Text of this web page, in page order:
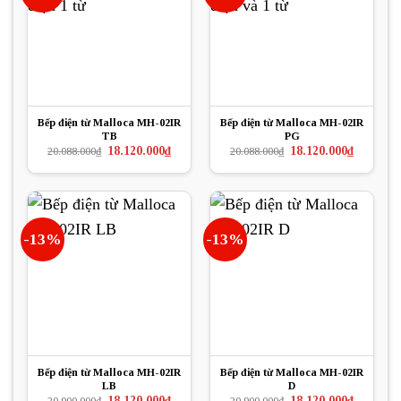
Bếp điện từ Malloca MH-02IR
TB
20.088.000₫ Giá
là:
18.120.000₫Giá
hiện
tại
18.120.000₫.
Bếp điện từ Malloca MH-02IR
PG
20.088.000₫ Giá
là:
18.120.000₫Giá
hiện
tại
-13%
Bếp điện từ Malloca MH-02IR
LB
-13%
Bếp điện từ Malloca MH-02IR
D